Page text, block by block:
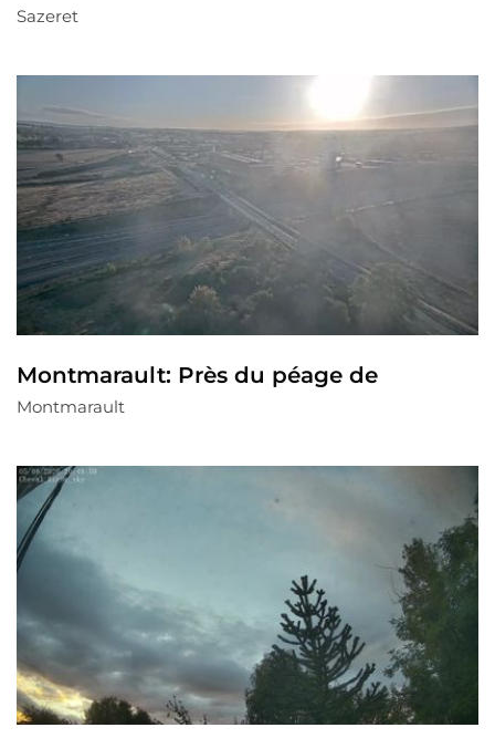
Sazeret
Montmarault: Près du péage de
Montmarault